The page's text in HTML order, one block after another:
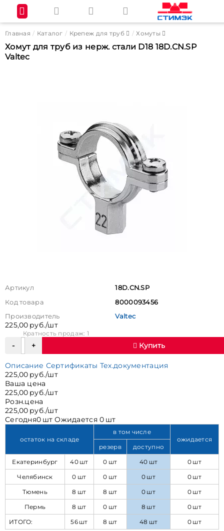
Главная Каталог Крепеж для труб Хомуты
Хомут для труб из нерж. стали D18 18D.CN.SP
Valtec
Артикул
18D.CN.SP
Код товара
8000093456
Производитель
Valtec
225,00 руб./шт
Кратность продаж: 1
Купить
Описание Сертификаты Тех.документация
225,00 руб./шт
Ваша цена
225,00 руб./шт
Розн.цена
225,00 руб./шт
Сегодня0 шт Ожидается 0 шт
остаток на складе
в том числе
ожидается
резерв
доступно
Екатеринбург
40 шт 0 шт 40 шт
0 шт
Челябинск
0 шт 0 шт 0 шт
0 шт
Тюмень
8 шт 8 шт 0 шт
0 шт
Пермь
8 шт 0 шт 8 шт
0 шт
ИТОГО:
56 шт 8 шт 48 шт 0 шт